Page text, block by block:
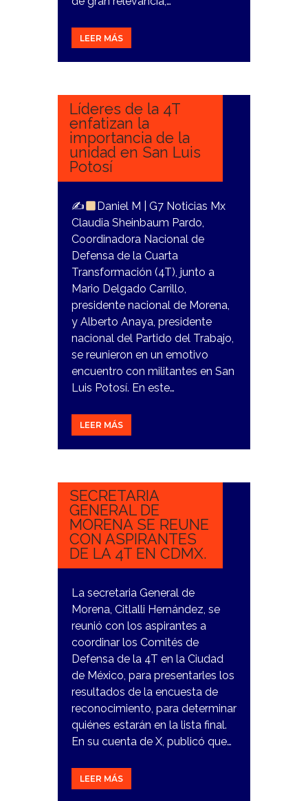
LEER MÁS
4
Líderes de la 4T
enfatizan la
importancia de la
unidad en San Luis
Potosí
✍
Daniel M | G7 Noticias Mx
Claudia Sheinbaum Pardo,
Coordinadora Nacional de
Defensa de la Cuarta
Transformación (4T), junto a
Mario Delgado Carrillo,
presidente nacional de Morena,
y Alberto Anaya, presidente
nacional del Partido del Trabajo,
se reunieron en un emotivo
encuentro con militantes en San
Luis Potosí. En este…
LEER MÁS
18
SECRETARIA
GENERAL DE
MORENA SE REUNE
CON ASPIRANTES
DE LA 4T EN CDMX.
La secretaria General de
Morena, Citlalli Hernández, se
reunió con los aspirantes a
coordinar los Comités de
Defensa de la 4T en la Ciudad
de México, para presentarles los
resultados de la encuesta de
reconocimiento, para determinar
quiénes estarán en la lista final.
En su cuenta de X, publicó que…
LEER MÁS